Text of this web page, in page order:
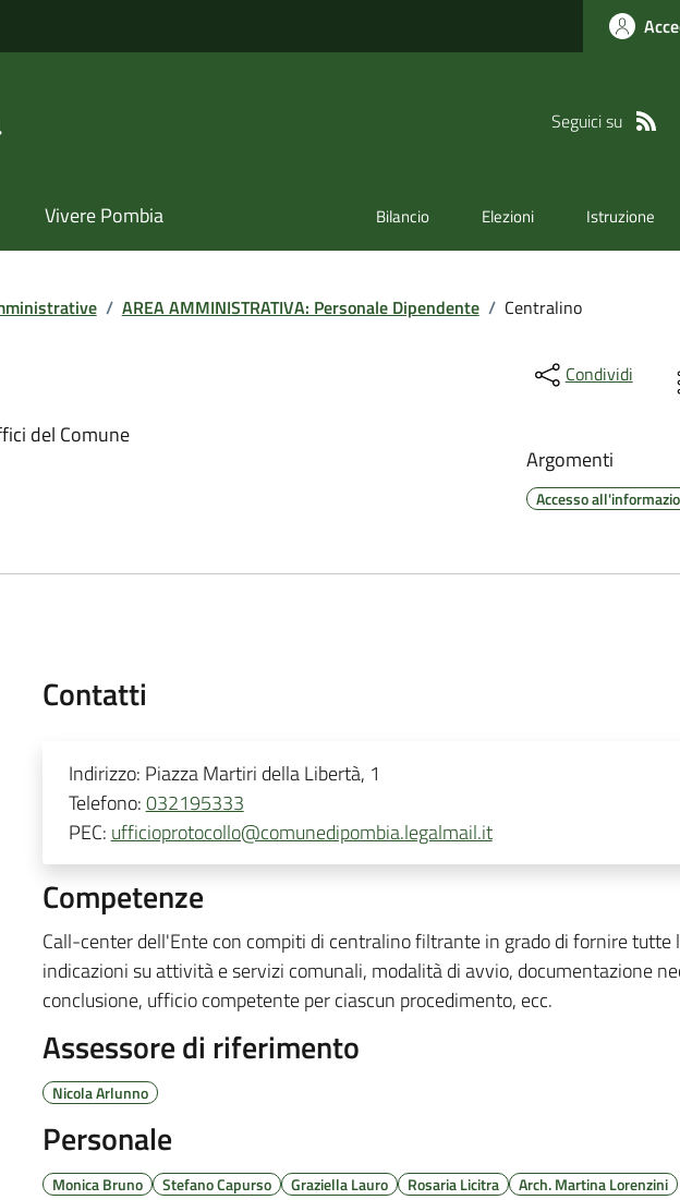
Seguici su
Vivere Pombia Bilancio Elezioni Istruzione
/ AREA AMMINISTRATIVA: Personale Dipendente / Centralino
del Comune
Condividi
Argomenti
Accesso
Contatti
Indirizzo: Piazza Martiri della Libertà, 1
Telefono:032195333
PEC: ufficioprotocollo@comunedipombia.legalmail.it
Competenze
Call-center dell'Ente con compiti di centralino filtrante in grado di fornire tutte
indicazioni su attività e servizi comunali, modalità di avvio, documentazione
conclusione, ufficio competente per ciascun procedimento, ecc.
Assessore di riferimento
Nicola Arlunno
Personale
Monica Bruno Stefano Capurso Graziella Lauro Rosaria Licitra
Arch. Martina Lorenzini